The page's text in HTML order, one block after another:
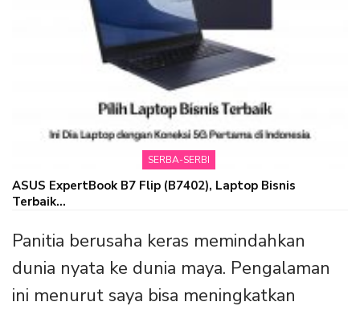
SERBA-SERBI
ASUS ExpertBook B7 Flip (B7402), Laptop Bisnis
Terbaik…
Panitia berusaha keras memindahkan
dunia nyata ke dunia maya. Pengalaman
ini menurut saya bisa meningkatkan